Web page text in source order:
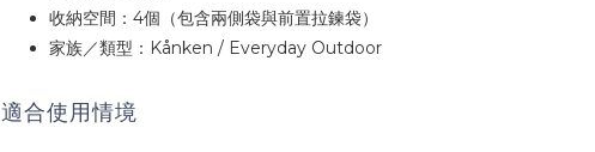
收納空間：4個（包含兩側袋與前置拉鍊袋）
家族／類型：Kånken / Everyday Outdoor
適合使用情境